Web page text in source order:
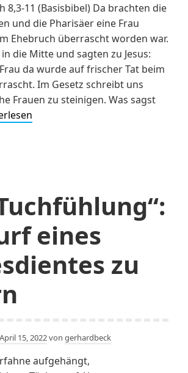
8,3-11 (Basisbibel) Da brachten die
und die Pharisäer eine Frau
Ehebruch überrascht worden war.
die Mitte und sagten zu Jesus:
da wurde auf frischer Tat beim
Im Gesetz schreibt uns
Frauen zu steinigen. Was sagst
11
Sonntag
Trinitatis,
eines
zu
April 15, 2022von gerhardbeck
aufgehängt,